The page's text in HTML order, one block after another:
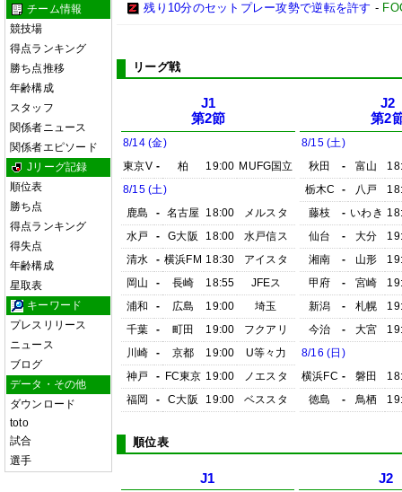
チーム情報
競技場
得点ランキング
勝ち点推移
年齢構成
スタッフ
関係者ニュース
関係者エピソード
Jリーグ記録
順位表
勝ち点
得点ランキング
得失点
年齢構成
星取表
キーワード
プレスリリース
ニュース
ブログ
データ・その他
ダウンロード
toto
試合
選手
残り10分のセットプレー攻勢で逆転を許す -
リーグ戦
J1
第2節
8/14 (金)
東京V - 柏 19:00 MUFG国立
8/15 (土)
鹿島
- 名古屋 18:00
メルスタ
水戸
- G大阪 18:00
水戸信ス
清水
- 横浜FM 18:30
アイスタ
岡山
- 長崎 18:55
JFEス
浦和
- 広島 19:00
埼玉
千葉
- 町田 19:00
フクアリ
川崎
- 京都 19:00
U等々力
神戸
- FC東京 19:00
ノエスタ
福岡
- C大阪 19:00 ベススタ
J2
第2
8/15 (土)
秋田
- 富山
栃木C
- 八戸
藤枝
- いわき
仙台
- 大分
湘南
- 山形
甲府
- 宮崎
新潟
- 札幌
今治
- 大宮
8/16 (日)
横浜FC - 磐田
徳島
- 鳥栖
順位表
J1 J2